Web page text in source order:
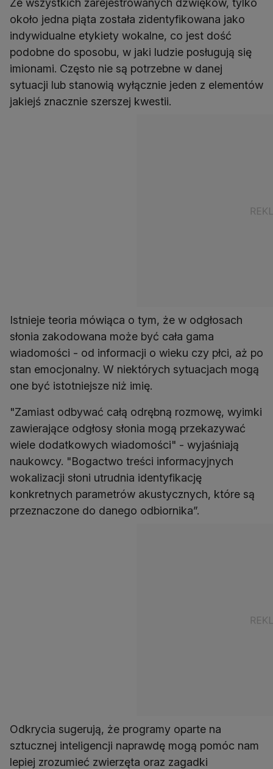
Ze wszystkich zarejestrowanych dźwięków, tylko
około jedna piąta została zidentyfikowana jako
indywidualne etykiety wokalne, co jest dość
podobne do sposobu, w jaki ludzie posługują się
imionami. Często nie są potrzebne w danej
sytuacji lub stanowią wyłącznie jeden z elementów
jakiejś znacznie szerszej kwestii.
Istnieje teoria mówiąca o tym, że w odgłosach
słonia zakodowana może być cała gama
wiadomości - od informacji o wieku czy płci, aż po
stan emocjonalny. W niektórych sytuacjach mogą
one być istotniejsze niż imię.
"Zamiast odbywać całą odrębną rozmowę, wyimki
zawierające odgłosy słonia mogą przekazywać
wiele dodatkowych wiadomości" - wyjaśniają
naukowcy. "Bogactwo treści informacyjnych
wokalizacji słoni utrudnia identyfikację
konkretnych parametrów akustycznych, które są
przeznaczone do danego odbiornika”.
Odkrycia sugerują, że programy oparte na
sztucznej inteligencji naprawdę mogą pomóc nam
lepiej zrozumieć zwierzęta oraz zagadki